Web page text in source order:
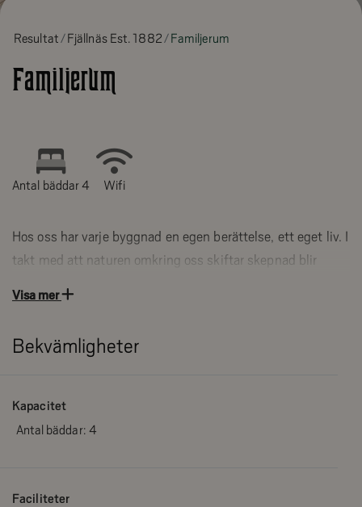
Resultat Fjällnäs Est. 1882 Familjerum
Familjerum
Antal bäddar 4 Wifi
Hos oss har varje byggnad en egen berättelse, ett eget liv. I
takt med att naturen omkring oss skiftar skepnad blir
byggnaden har renoverats under de senaste åren och
Fjällnäs har två Familjerum på nedre plan i Norra Flygeln som
Visa mer
Bekvämligheter
Kapacitet
Antal bäddar: 4
Faciliteter